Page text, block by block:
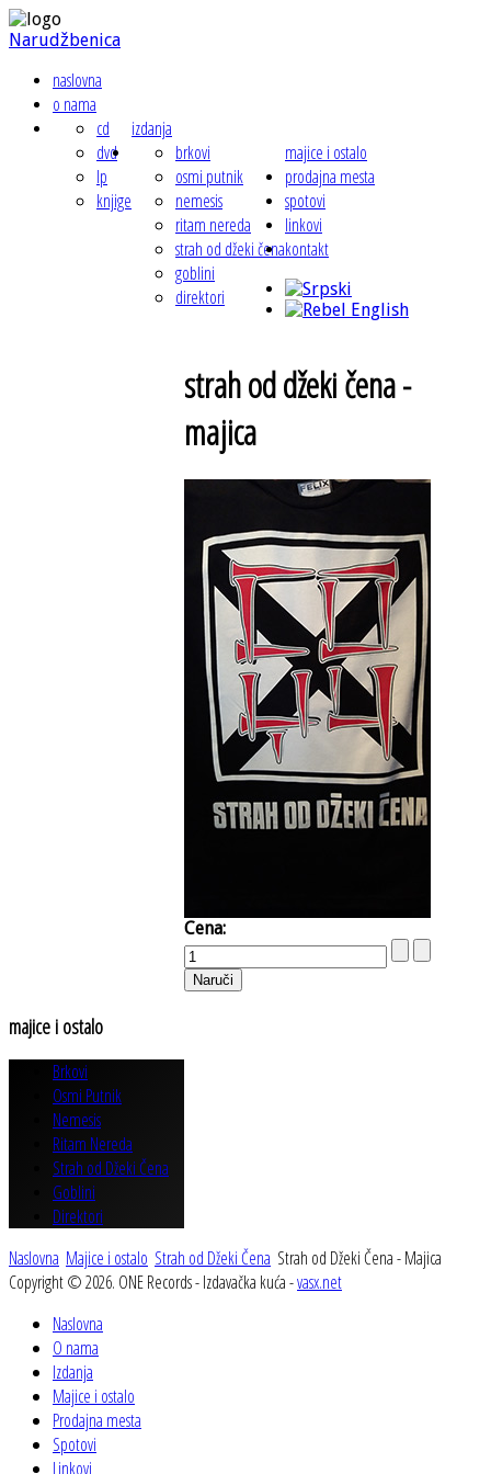
Narudžbenica
naslovna
o nama
izdanja
cd
dvd
lp
knjige
majice i ostalo
brkovi
osmi putnik
nemesis
ritam nereda
strah od džeki čena
goblini
direktori
prodajna mesta
spotovi
linkovi
kontakt
strah od džeki čena -
majica
Cena:
majice i ostalo
Brkovi
Osmi Putnik
Nemesis
Ritam Nereda
Strah od Džeki Čena
Goblini
Direktori
Naslovna Majice i ostalo Strah od Džeki Čena Strah od Džeki Čena - Majica
Copyright © 2026. ONE Records - Izdavačka kuća -vasx.net
Naslovna
O nama
Izdanja
Majice i ostalo
Prodajna mesta
Spotovi
Linkovi